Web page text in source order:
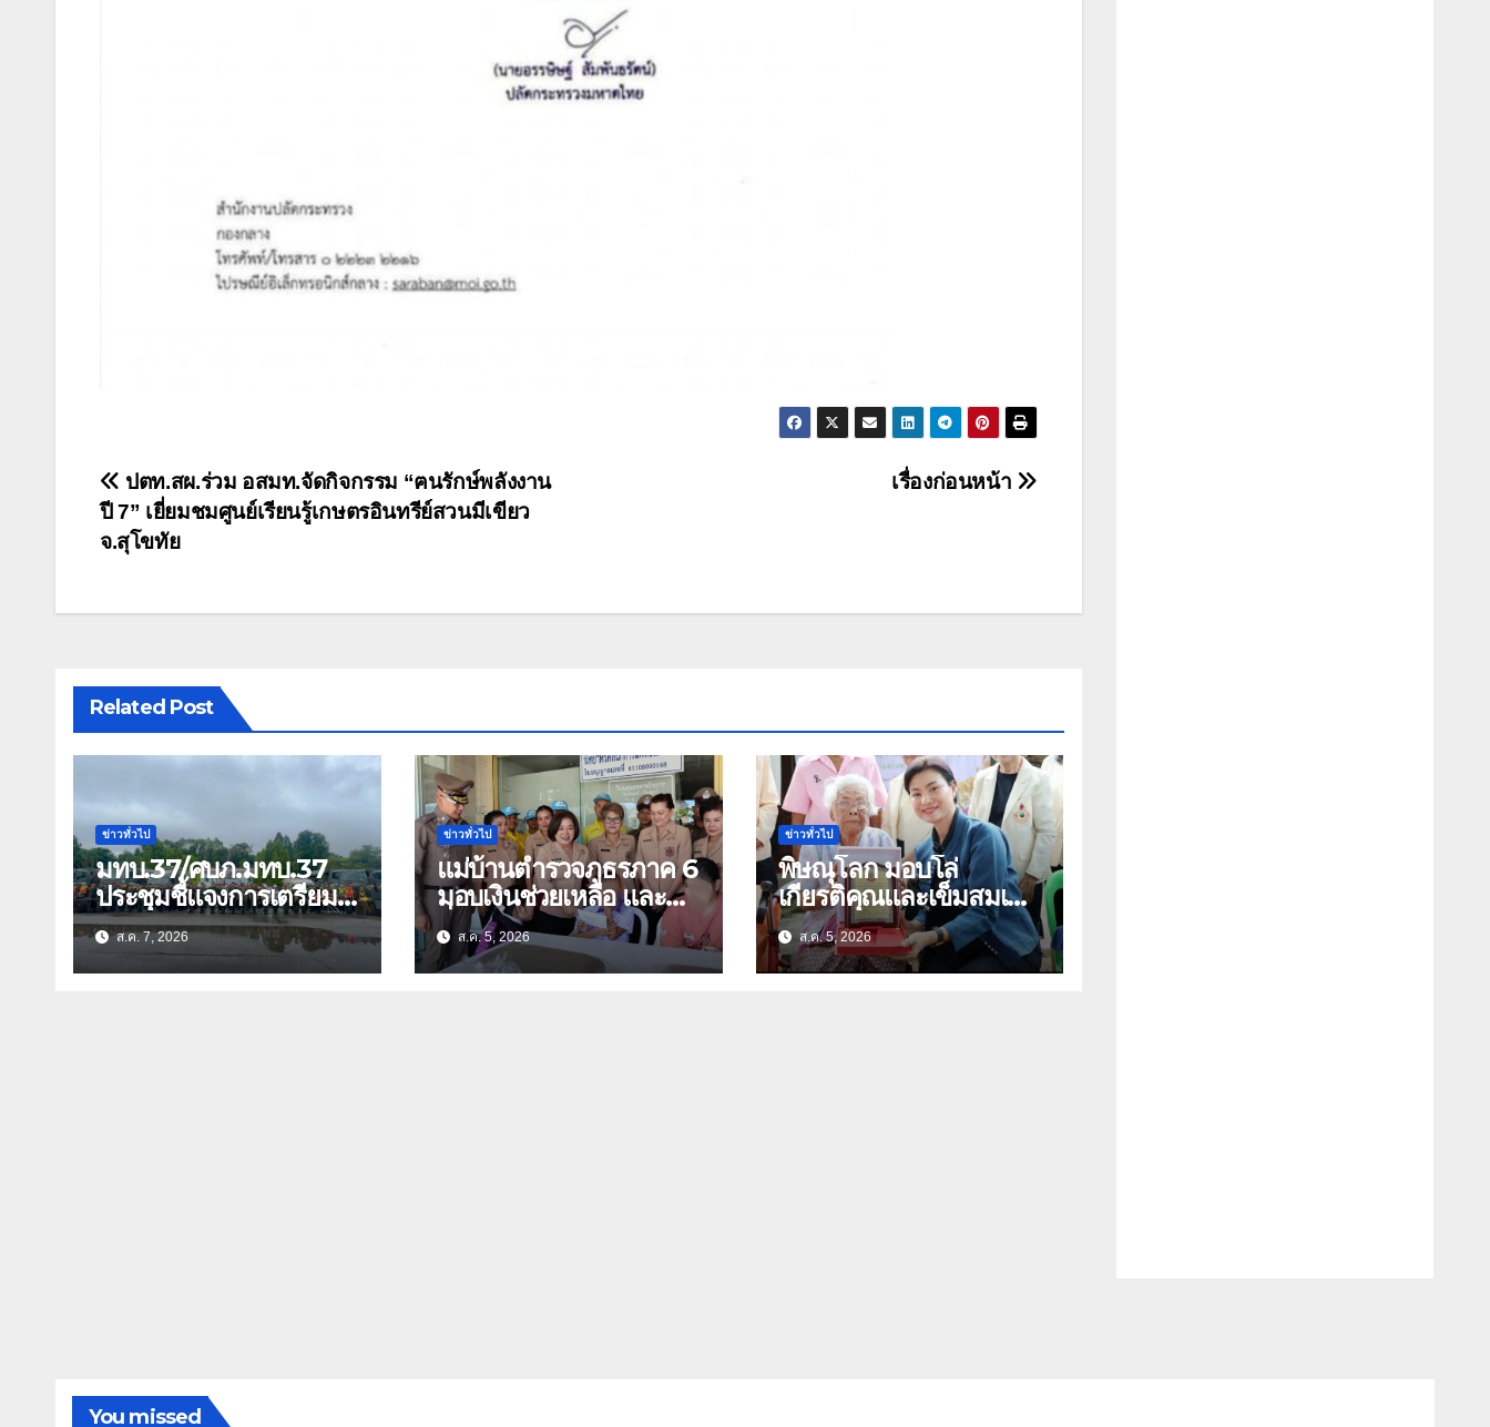
แนะแนว
เรื่อง
เรื่องก่อนหน้า
ปตท.สผ.ร่วม อสมท.จัดกิจกรรม “ฅนรักษ์พลังงาน
ปี 7” เยี่ยมชมศูนย์เรียนรู้เกษตรอินทรีย์สวนมีเขียว
จ.สุโขทัย
Related Post
ข่าวทั่วไป
มทบ.37/ศบภ.มทบ.37
ประชุมชี้แจงการเตรียม
การ และตรวจความ
พร้อมด้านการบรรเทา
สาธารณภัย
ส.ค. 7, 2026
ข่าวทั่วไป
แม่บ้านตำรวจภูธรภาค 6
มอบเงินช่วยเหลือ และ
สิ่งของบำรุงขวัญ บุตร-
ธิดา ข้าราชการตำรวจ
จังหวัดอุทัยธานี
ส.ค. 5, 2026
ข่าวทั่วไป
พิษณุโลก มอบโล่
เกียรติคุณและเข็มสมเด็จ
ย่า อายุ 100 ปี “นางจอม
นุ่มเนตร” ตำบลบ้าน
กร่าง อำเภอเมือง
ส.ค. 5, 2026
You missed